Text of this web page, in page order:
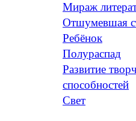
Мираж
Отшумевшая
Ребёнок
Полураспад
Развитие
способностей
Свет